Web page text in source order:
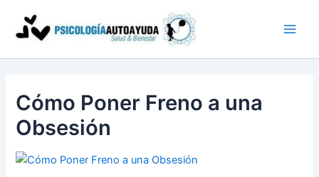
contenido
Cómo Poner Freno a una
Obsesión